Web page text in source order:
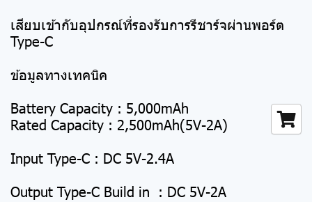
เสียบเข้ากับอุปกรณ์ที่รองรับการรีชาร์จผ่านพอร์ต
Type-C
ข้อมูลทางเทคนิค
Battery Capacity : 5,000mAh
Rated Capacity : 2,500mAh(5V-2A)
Input Type-C : DC 5V-2.4A
Output Type-C Build in : DC 5V-2A